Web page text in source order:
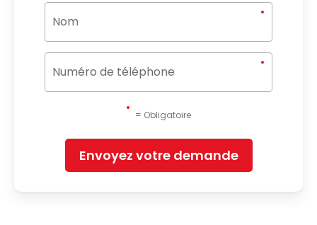
= Obligatoire
Envoyez votre demande